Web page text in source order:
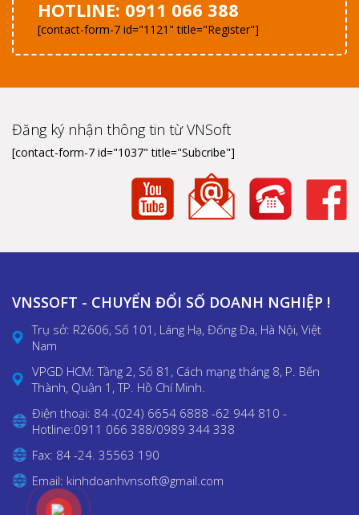
HOTLINE: 0911 066 388
[contact-form-7 id="1121" title="Register"]
Đăng ký nhận thông tin từ VNSoft
[contact-form-7 id="1037" title="Subcribe"]
VNSSOFT - CHUYỂN ĐỔI SỐ DOANH NGHIỆP !
Trụ sở: R2606, Số 101, Láng Hạ, Đống Đa, Hà Nội, Việt
Nam
VPGD HCM: Tầng 2, Số 81, Cách mạng tháng 8, P. Bến
Thành, Quận 1, TP. Hồ Chí Minh.
Điện thoại: 84 -(024) 6654 6888 -62 944 810 -
Hotline:0911 066 388/0989 344 338
Fax: 84 -24. 35563 190
Email: kinhdoanhvnsoft@gmail.com